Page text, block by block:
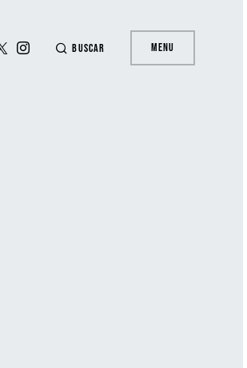
Buscar Menu